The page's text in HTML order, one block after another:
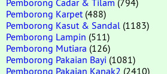
Pemborong Karpet (488)
Pemborong Kasut & Sandal (1183)
Pemborong Lampin (511)
Pemborong Mutiara (126)
Pemborong Pakaian Bayi (1081)
Pemborong Pakaian Kanak2 (2410)